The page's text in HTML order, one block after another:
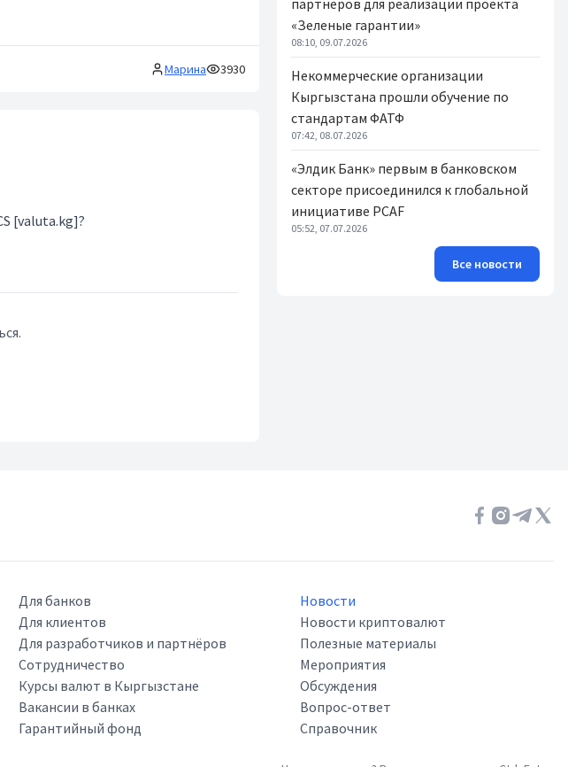
Марина 3930
[valuta.kg]?
партнеров для реализации проекта
«Зеленые гарантии»
08:10, 09.07.2026
Некоммерческие организации
Кыргызстана прошли обучение по
стандартам ФАТФ
07:42, 08.07.2026
«Элдик Банк» первым в банковском
секторе присоединился к глобальной
инициативе PCAF
05:52, 07.07.2026
Все новости
Для банков
Для клиентов
Для разработчиков и партнёров
Сотрудничество
Курсы валют в Кыргызстане
Вакансии в банках
Гарантийный фонд
Новости
Новости криптовалют
Полезные материалы
Мероприятия
Обсуждения
Вопрос-ответ
Справочник